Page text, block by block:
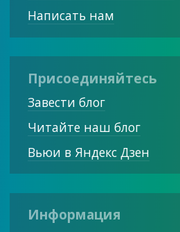
Написать нам
Присоединяйтесь
Завести блог
Читайте наш блог
Вьюи в Яндекс Дзен
Информация